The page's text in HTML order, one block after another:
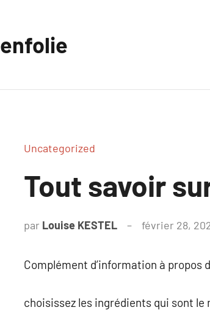
Uncategorized
Tout savoir
par Louise KESTEL février 28,
Complément d’information à propos
choisissez les ingrédients qui sont